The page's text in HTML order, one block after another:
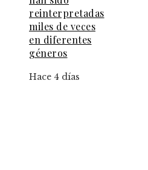
reinterpretadas
miles de veces
en diferentes
géneros
Hace 4 días